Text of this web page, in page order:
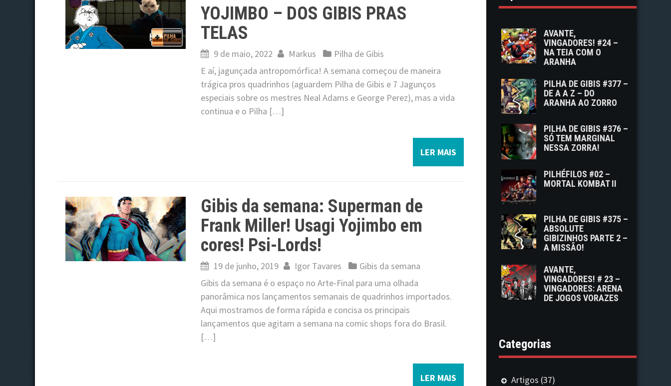
YOJIMBO – DOS GIBIS PRAS
TELAS
9 de maio, 2022 Markus
Pilha de Gibis
E aí, jagunçada antropomórfica! A semana começou de maneira
trágica pros quadrinhos (aguardem Pilha de Gibis e 7 Jagunços
especiais sobre os mestres Neal Adams e George Perez), mas a vida
continua e o Pilha […]
LER MAIS
Gibis da semana: Superman de
Frank Miller! Usagi Yojimbo em
cores! Psi-Lords!
19 de junho, 2019 Igor Tavares
Gibis da semana
Gibis da semana é o espaço no Arte-Final para uma olhada
panorâmica nos lançamentos semanais de quadrinhos importados.
Aqui mostramos de forma rápida e concisa os principais
lançamentos que agitam a semana na comic shops fora do Brasil.
[…]
LER MAIS
AVANTE,
VINGADORES! #24 –
NA TEIA COM O
ARANHA
PILHA DE GIBIS #377 –
DE A A Z – DO
ARANHA AO ZORRO
PILHA DE GIBIS #376 –
SÓ TEM MARGINAL
NESSA ZORRA!
PILHÉFILOS #02 –
MORTAL KOMBAT II
PILHA DE GIBIS #375 –
ABSOLUTE
GIBIZINHOS PARTE 2 –
A MISSÃO!
AVANTE,
VINGADORES! # 23 –
VINGADORES: ARENA
DE JOGOS VORAZES
Categorias
Artigos (37)